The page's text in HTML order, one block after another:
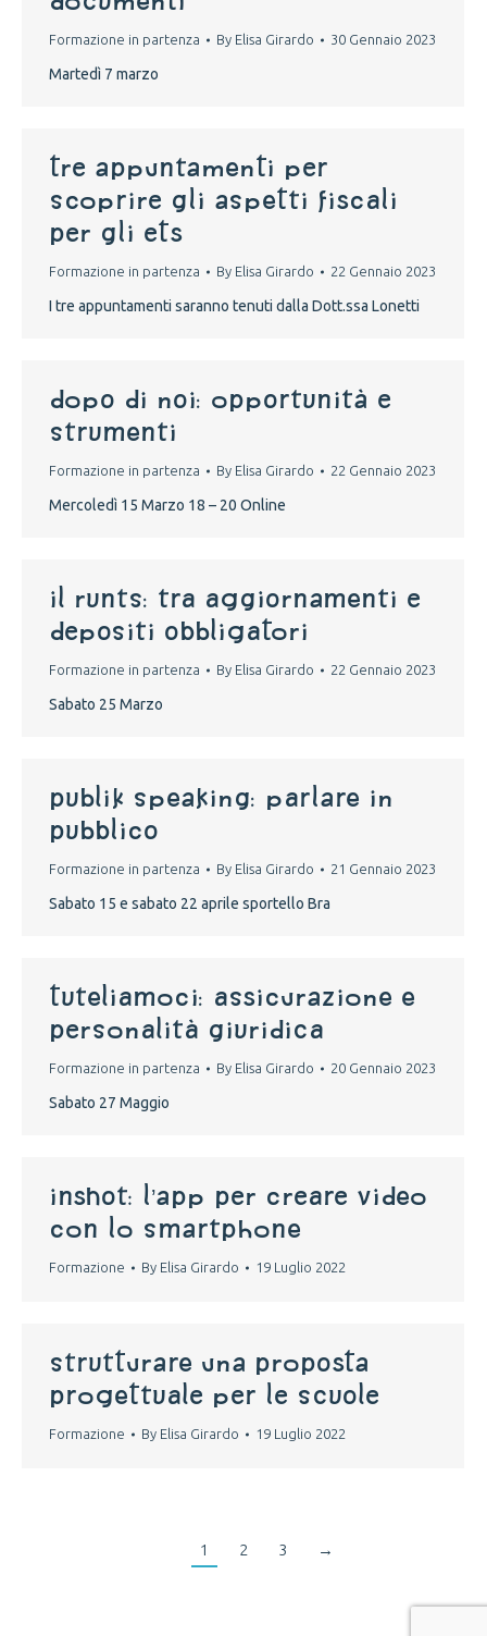
Formazione in partenza By Elisa Girardo 30 Gennaio 2023
Martedì 7 marzo
tre appuntamenti per
scoprire gli aspetti fiscali
per gli ETS
Formazione in partenza By Elisa Girardo 22 Gennaio 2023
I tre appuntamenti saranno tenuti dalla Dott.ssa Lonetti
dopo di noi: opportunità e
strumenti
Formazione in partenza By Elisa Girardo 22 Gennaio 2023
Mercoledì 15 Marzo 18 – 20 Online
Il runts: tra aggiornamenti e
depositi obbligatori
Formazione in partenza By Elisa Girardo 22 Gennaio 2023
Sabato 25 Marzo
publik speaking: parlare in
pubblico
Formazione in partenza By Elisa Girardo 21 Gennaio 2023
Sabato 15 e sabato 22 aprile sportello Bra
tuteliamoci: assicurazione e
personalità giuridica
Formazione in partenza By Elisa Girardo 20 Gennaio 2023
Sabato 27 Maggio
inshot: l’app per creare video
con lo smartphone
Formazione By Elisa Girardo 19 Luglio 2022
strutturare una proposta
progettuale per le scuole
Formazione By Elisa Girardo 19 Luglio 2022
1 2 3 →